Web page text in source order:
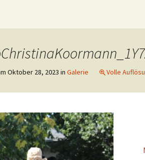
Oktober 28, 2023 in Galerie Volle